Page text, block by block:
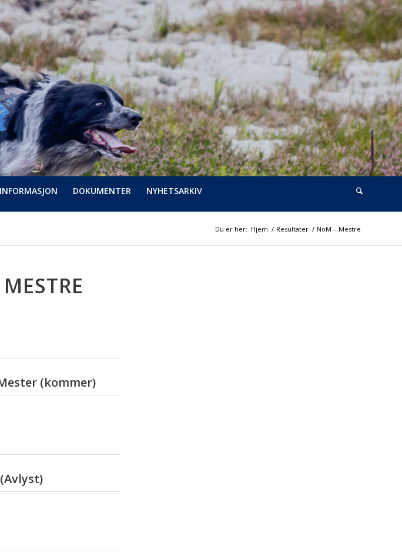
INFORMASJON DOKUMENTER NYHETSARKIV
Du er her: Hjem / Resultater / NoM – Mestre
(kommer)